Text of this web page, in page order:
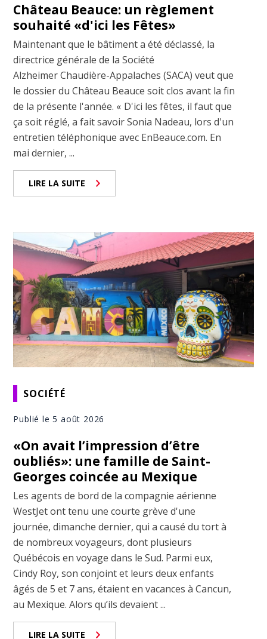
Château Beauce: un règlement
souhaité «d'ici les Fêtes»
Maintenant que le bâtiment a été déclassé, la
directrice générale de la Société
Alzheimer Chaudière-Appalaches (SACA) veut que
le dossier du Château Beauce soit clos avant la fin
de la présente l'année. « D'ici les fêtes, il faut que
ça soit réglé, a fait savoir Sonia Nadeau, lors d'un
entretien téléphonique avec EnBeauce.com. En
mai dernier, ...
LIRE LA SUITE
SOCIÉTÉ
Publié le 5 août 2026
«On avait l’impression d’être
oubliés»: une famille de Saint-
Georges coincée au Mexique
Les agents de bord de la compagnie aérienne
WestJet ont tenu une courte grève d'une
journée, dimanche dernier, qui a causé du tort à
de nombreux voyageurs, dont plusieurs
Québécois en voyage dans le Sud. Parmi eux,
Cindy Roy, son conjoint et leurs deux enfants
âgés de 5 et 7 ans, étaient en vacances à Cancun,
au Mexique. Alors qu’ils devaient ...
LIRE LA SUITE